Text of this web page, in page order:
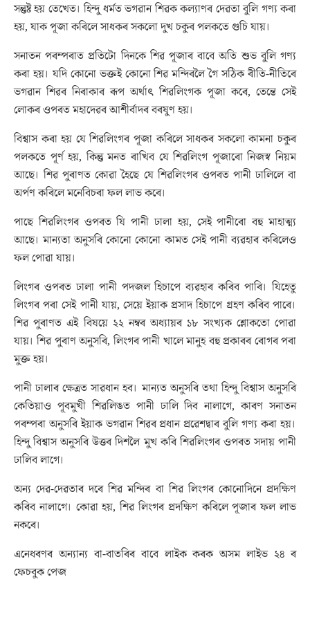
সন্তুষ্ট হয় তেখেত। হিন্দু ধৰ্মত ভগৱান শিৱক কল্যাণৰ দেৱতা বুলি গণ্য কৰা
হয়, যাক পূজা কৰিলে সাধকৰ সকলো দুখ চকুৰ পলকতে গুচি যায়।
সনাতন পৰম্পৰাত প্ৰতিটো দিনকে শিৱ পূজাৰ বাবে অতি শুভ বুলি গণ্য
কৰা হয়। যদি কোনো ভক্তই কোনো শিৱ মন্দিৰলৈ গৈ সঠিক ৰীতি-নীতিৰে
ভগৱান শিৱৰ নিৰাকাৰ ৰূপ অৰ্থাৎ শিৱলিংগক পূজা কৰে, তেন্তে সেই
লোকৰ ওপৰত মহাদেৱৰ আশীৰ্বাদৰ বৰষুণ হয়।
বিশ্বাস কৰা হয় যে শিৱলিংগৰ পূজা কৰিলে সাধকৰ সকলো কামনা চকুৰ
পলকতে পূৰ্ণ হয়, কিন্তু মনত ৰাখিব যে শিৱলিংগ পূজাৰো নিজস্ব নিয়ম
আছে। শিৱ পুৰাণত কোৱা হৈছে যে শিৱলিংগৰ ওপৰত পানী ঢালিলে বা
অৰ্পণ কৰিলে মনেবিচৰা ফল লাভ কৰে।
পাছে শিৱলিংগৰ ওপৰত যি পানী ঢালা হয়, সেই পানীৰো বহু মাহাত্ম্য
আছে। মান্যতা অনুসৰি কোনো কোনো কামত সেই পানী ব্যৱহাৰ কৰিলেও
ফল পোৱা যায়।
লিংগৰ ওপৰত ঢালা পানী পদজল হিচাপে ব্যৱহাৰ কৰিব পাৰি। যিহেতু
লিংগৰ পৰা সেই পানী যায়, সেয়ে ইয়াক প্ৰসাদ হিচাপে গ্ৰহণ কৰিব পাৰে।
শিৱ পুৰাণত এই বিষয়ে ২২ নম্বৰ অধ্যায়ৰ ১৮ সংখ্যক শ্লোকতো পোৱা
যায়। শিৱ পুৰাণ অনুসৰি, লিংগৰ পানী খালে মানুহ বহু প্ৰকাৰৰ ৰোগৰ পৰা
মুক্ত হয়।
পানী ঢালাৰ ক্ষেত্ৰত সাৱধান হব। মান্যত অনুসৰি তথা হিন্দু বিশ্বাস অনুসৰি
কেতিয়াও পূবমুখী শিৱলিঙত পানী ঢালি দিব নালাগে, কাৰণ সনাতন
পৰম্পৰা অনুসৰি ইয়াক ভগৱান শিৱৰ প্ৰধান প্ৰৱেশদ্বাৰ বুলি গণ্য কৰা হয়।
হিন্দু বিশ্বাস অনুসৰি উত্তৰ দিশলৈ মুখ কৰি শিৱলিংগৰ ওপৰত সদায় পানী
ঢালিব লাগে।
অন্য দেৱ-দেৱতাৰ দৰে শিৱ মন্দিৰ বা শিৱ লিংগৰ কোনোদিনে প্ৰদক্ষিণ
কৰিব নালাগে। কোৱা হয়, শিৱ লিংগৰ প্ৰদক্ষিণ কৰিলে পূজাৰ ফল লাভ
নকৰে।
এনেধৰণৰ অন্যান্য বা-বাতৰিৰ বাবে লাইক কৰক অসম লাইভ ২৪ ৰ
ফেচবুক পেজ